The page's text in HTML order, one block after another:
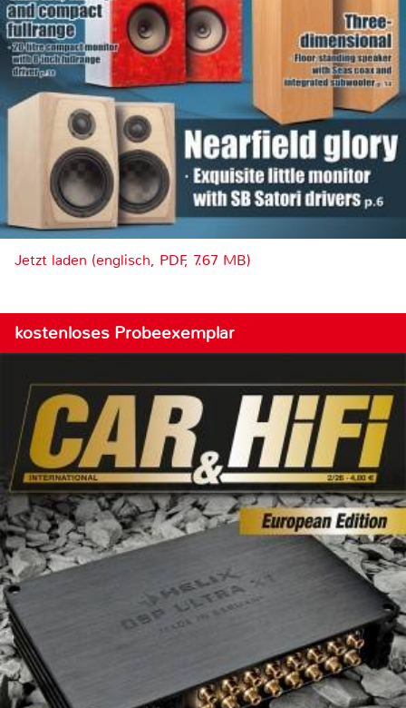
Jetzt laden (englisch, PDF, 7.67 MB)
kostenloses Probeexemplar